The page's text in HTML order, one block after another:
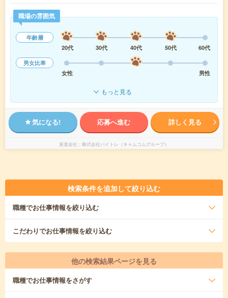
職場の雰囲気
年齢層
20代
30代 40代 50代
60代
男女比率
女性
男性
もっと見る
気になる! 応募へ進む 詳しく見る
派遣会社 株式会社バイトレ（キャムコムグループ）
検索条件を追加して絞り込む
職種でお仕事情報を絞り込む
こだわりでお仕事情報を絞り込む
他の検索結果ページを見る
職種でお仕事情報をさがす